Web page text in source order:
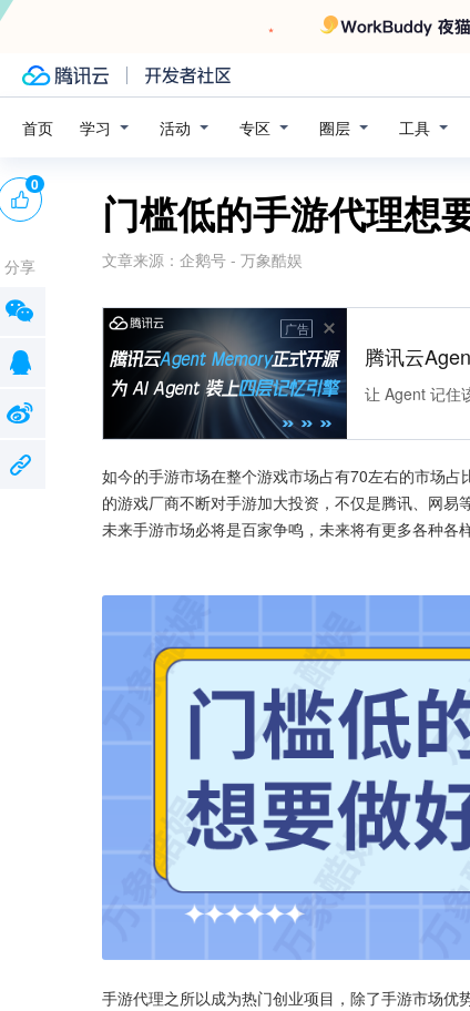
首页 学习 活动 专区 圈层 工具
门槛低的手游代理想
文章来源： 企鹅号 - 万象酷娱
广告
腾讯云
让 Agent 记住
如今的手游市场在整个游戏市场占有70左右的市场
的游戏厂商不断对手游加大投资，不仅是腾讯、网易
未来手游市场必将是百家争鸣，未来将有更多各种各
手游代理之所以成为热门创业项目，除了手游市场
0
分享